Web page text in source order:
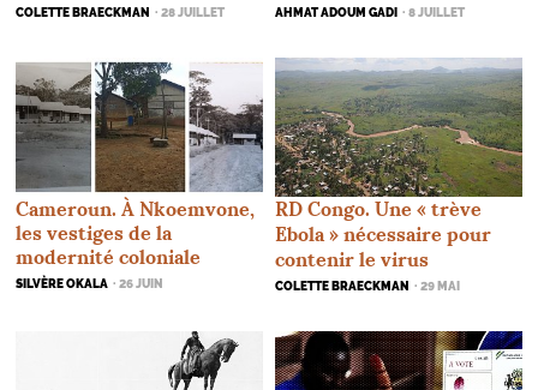
COLETTE BRAECKMAN · 28 JUILLET AHMAT ADOUM GADI · 8 JUILLET
Cameroun. À Nkoemvone,
les vestiges de la
modernité coloniale
SILVÈRE OKALA · 26 JUIN
RD Congo. Une « trève
Ebola » nécessaire pour
contenir le virus
COLETTE BRAECKMAN · 29 MAI